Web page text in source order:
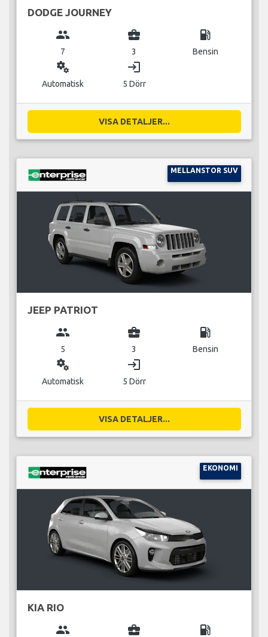
DODGE JOURNEY
group
7
business_center
3
local_gas_station
Bensin
miscellaneous_services
Automatisk
login
5 Dörr
VISA DETALJER...
MELLANSTOR SUV
JEEP PATRIOT
group
5
business_center
3
local_gas_station
Bensin
miscellaneous_services
Automatisk
login
5 Dörr
VISA DETALJER...
EKONOMI
KIA RIO
group business_center local_gas_station